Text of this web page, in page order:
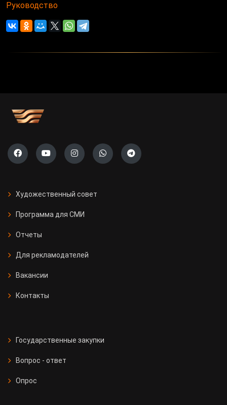
Руководство
Художественный совет
Программа для СМИ
Отчеты
Для рекламодателей
Вакансии
Контакты
Государственные закупки
Вопрос - ответ
Опрос